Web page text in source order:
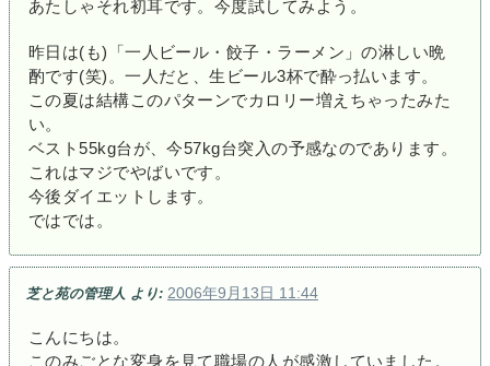
あたしゃそれ初耳です。今度試してみよう。
昨日は(も)「一人ビール・餃子・ラーメン」の淋しい晩
酌です(笑)。一人だと、生ビール3杯で酔っ払います。
この夏は結構このパターンでカロリー増えちゃったみた
い。
ベスト55kg台が、今57kg台突入の予感なのであります。
これはマジでやばいです。
今後ダイエットします。
ではでは。
芝と苑の管理人 より: 2006年9月13日 11:44
こんにちは。
このみごとな変身を見て職場の人が感激していました。